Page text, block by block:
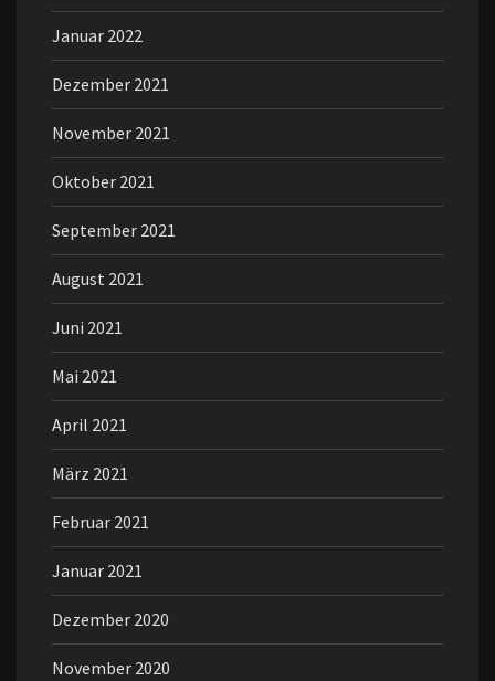
Januar 2022
Dezember 2021
November 2021
Oktober 2021
September 2021
August 2021
Juni 2021
Mai 2021
April 2021
März 2021
Februar 2021
Januar 2021
Dezember 2020
November 2020